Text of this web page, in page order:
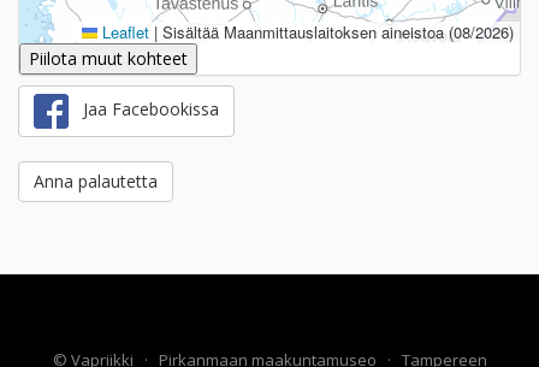
Leaflet | Sisältää Maanmittauslaitoksen aineistoa (08/2026)
Piilota muut kohteet
Jaa Facebookissa
Anna palautetta
© Vapriikki · Pirkanmaan maakuntamuseo · Tampereen